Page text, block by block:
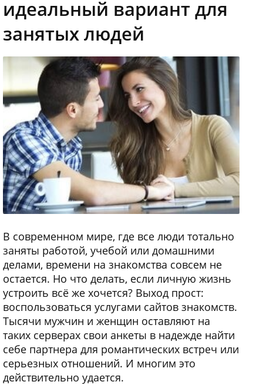
идеальный вариант для
занятых людей
В современном мире, где все люди тотально
заняты работой, учебой или домашними
делами, времени на знакомства совсем не
остается. Но что делать, если личную жизнь
устроить всё же хочется? Выход прост:
воспользоваться услугами сайтов знакомств.
Тысячи мужчин и женщин оставляют на
таких серверах свои анкеты в надежде найти
себе партнера для романтических встреч или
серьезных отношений. И многим это
действительно удается.